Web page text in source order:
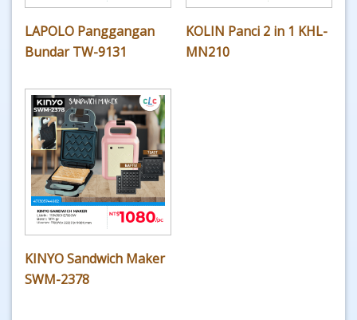
LAPOLO Panggangan
Bundar TW-9131
KOLIN Panci 2 in 1 KHL-
MN210
KINYO Sandwich Maker
SWM-2378